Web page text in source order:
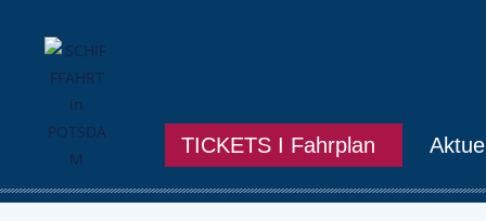
TICKETS I Fahrplan